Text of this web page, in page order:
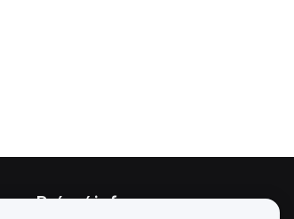
Právní informace